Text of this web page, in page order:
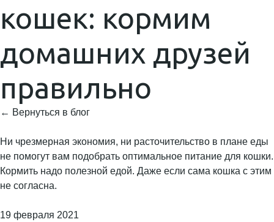
кошек: кормим
домашних друзей
правильно
← Вернуться в блог
Ни чрезмерная экономия, ни расточительство в плане еды
не помогут вам подобрать оптимальное питание для кошки.
Кормить надо полезной едой. Даже если сама кошка с этим
не согласна.
19 февраля 2021